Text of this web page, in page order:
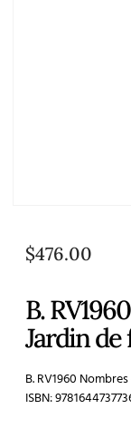
$476.00
B.
Jardin de
B. RV1960
ISBN: